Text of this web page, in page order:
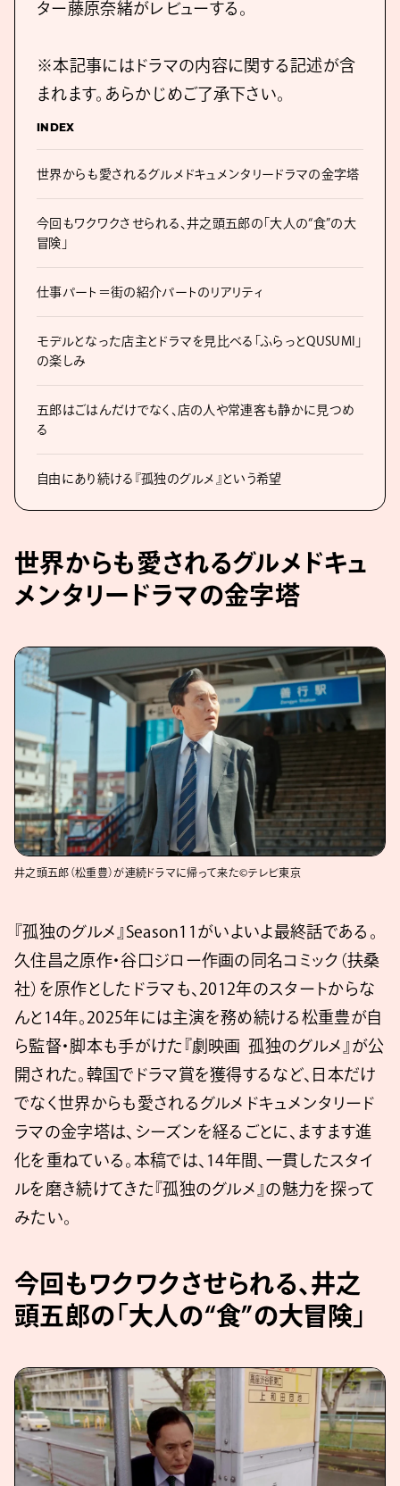
ター藤原奈緒がレビューする。
※本記事にはドラマの内容に関する記述が含
まれます。あらかじめご了承下さい。
INDEX
世界からも愛されるグルメドキュメンタリードラマの金字塔
今回もワクワクさせられる、井之頭五郎の「大人の“食”の大
冒険」
仕事パート＝街の紹介パートのリアリティ
モデルとなった店主とドラマを見比べる「ふらっとQUSUMI」
の楽しみ
五郎はごはんだけでなく、店の人や常連客も静かに見つめ
る
自由にあり続ける『孤独のグルメ』という希望
世界からも愛されるグルメドキュ
メンタリードラマの金字塔
井之頭五郎（松重豊）が連続ドラマに帰って来た©テレビ東京
『孤独のグルメ』Season11がいよいよ最終話である。
久住昌之原作・谷口ジロー作画の同名コミック（扶桑
社）を原作としたドラマも、2012年のスタートからな
んと14年。2025年には主演を務め続ける松重豊が自
ら監督・脚本も手がけた『劇映画 孤独のグルメ』が公
開された。韓国でドラマ賞を獲得するなど、日本だけ
でなく世界からも愛されるグルメドキュメンタリード
ラマの金字塔は、シーズンを経るごとに、ますます進
化を重ねている。本稿では、14年間、一貫したスタイ
ルを磨き続けてきた『孤独のグルメ』の魅力を探って
みたい。
今回もワクワクさせられる、井之
頭五郎の「大人の“食”の大冒険」